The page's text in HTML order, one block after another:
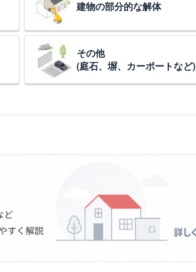
建物の部分的な解体
その他
(庭石、塀、カーポートなど)